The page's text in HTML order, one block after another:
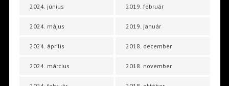
2024. június
2024. május
2024. április
2024. március
2019. február
2019. január
2018. december
2018. november